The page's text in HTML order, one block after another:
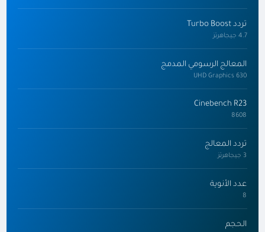
تردد Turbo Boost
4.7 جيجاهرتز
المعالج الرسومي المدمج
UHD Graphics 630
Cinebench R23
8608
تردد المعالج
3 جيجاهرتز
عدد الأنوية
8
الحجم